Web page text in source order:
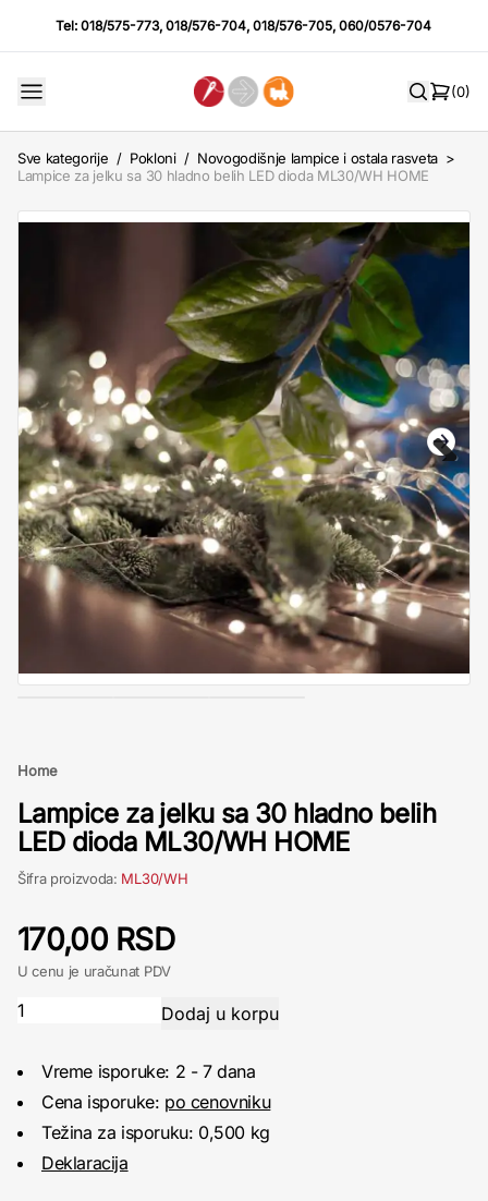
Tel:018/575-773,018/576-704,018/576-705,060/0576-704
(0)
Sve kategorije / Pokloni / Novogodišnje lampice i ostala rasveta >
Lampice za jelku sa 30 hladno belih LED dioda ML30/WH HOME
Home
Lampice za jelku sa 30 hladno belih
LED dioda ML30/WH HOME
Šifra proizvoda: ML30/WH
170,00 RSD
U cenu je uračunat PDV
Vreme isporuke: 2 - 7 dana
Cena isporuke: po cenovniku
Težina za isporuku: 0,500 kg
Deklaracija